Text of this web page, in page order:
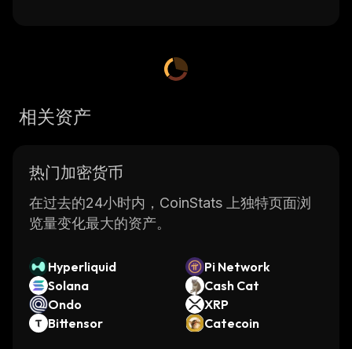
(ETH), Litecoin (LTC) and more. It offers a
each other without the need for any third-
traders learn about the cryptocurrency
markets and how to make informed trading
decisions.
Degen Zoo provides users with access to
advanced trading tools such as limit orders,
stop loss orders, margin trading and more. It
also has an intuitive user interface that makes
it easy for beginners to get started with
trading cryptocurrencies. Additionally, Degen
相关资产
热门加密货币
在过去的24小时内，CoinStats 上独特页面浏
览量变化最大的资产。
Hyperliquid
Pi Network
Solana
Cash Cat
Ondo
XRP
Bittensor
Catecoin